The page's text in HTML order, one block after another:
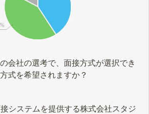
会社の選考で、面接方式が選択でき
式を希望されますか？
システムを提供する株式会社スタジ